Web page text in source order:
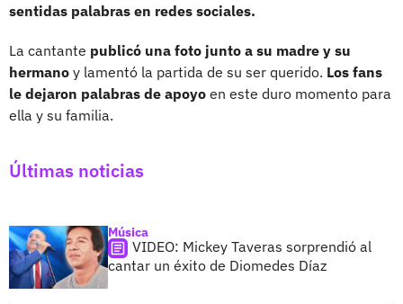
sentidas palabras en redes sociales.
La cantante publicó una foto junto a su madre y su
hermano y lamentó la partida de su ser querido. Los fans
le dejaron palabras de apoyo en este duro momento para
ella y su familia.
Últimas noticias
Música
VIDEO: Mickey Taveras sorprendió al
cantar un éxito de Diomedes Díaz